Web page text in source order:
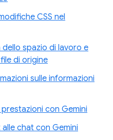
CSS nel
spazio di lavoro e
di origine
sulle informazioni
con Gemini
chat con Gemini